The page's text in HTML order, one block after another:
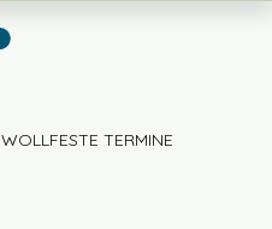
WOLLFESTE TERMINE